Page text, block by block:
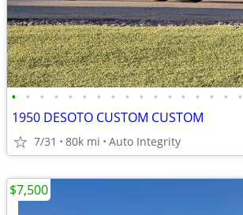
• • • • • • • • • • • • • • • • •
1950 DESOTO CUSTOM CUSTOM
7/31 80k mi Auto Integrity
$7,500